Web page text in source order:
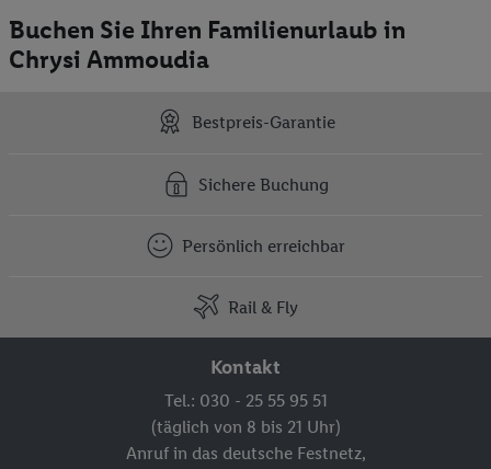
Buchen Sie Ihren Familienurlaub in
Chrysi Ammoudia
Bestpreis-Garantie
Sichere Buchung
Persönlich erreichbar
Rail & Fly
Kontakt
Tel.: 030 - 25 55 95 51
(täglich von 8 bis 21 Uhr)
Anruf in das deutsche Festnetz,